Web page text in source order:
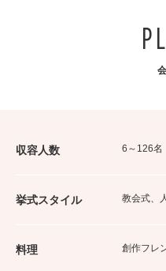
収容人数 6～126名
挙式スタイル 教会式、
料理 創作フレ